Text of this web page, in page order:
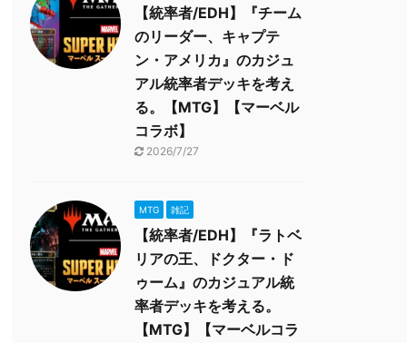
【統率者/EDH】『チーム
のリーダー、キャプテ
ン・アメリカ』のカジュ
アル統率者デッキを考え
る。【MTG】【マーベル
コラボ】
2026/7/27
MTG 雑記
【統率者/EDH】『ラトベ
リアの王、ドクター・ド
ゥーム』のカジュアル統
率者デッキを考える。
【MTG】【マーベルコラ